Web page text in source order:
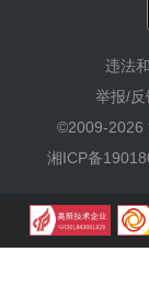
违法
举报/
©2009-2026
湘ICP备